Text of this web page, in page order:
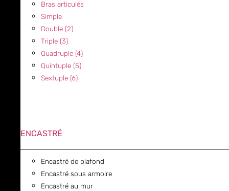
Bras articulés
Simple
Double (2)
Triple (3)
Quadruple (4)
Quintuple (5)
Sextuple (6)
ENCASTRÉ
Encastré de plafond
Encastré sous armoire
Encastré au mur